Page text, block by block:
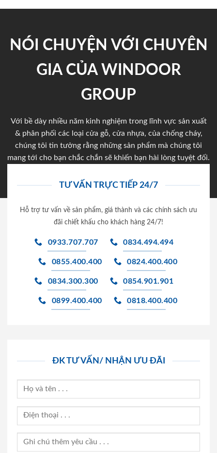
NÓI CHUYỆN VỚI CHUYÊN
GIA CỦA WINDOOR
GROUP
Với bề dày nhiều năm kinh nghiệm trong lĩnh vực sản xuất
& phân phối các loại cửa gỗ, cửa nhựa, của chống cháy,
chúng tôi tin tưởng rằng những sản phẩm mà chúng tôi
mang tới cho bạn chắc chắn sẽ khiến bạn hài lòng tuyệt đối.
TƯ VẤN TRỰC TIẾP 24/7
Hỗ trợ tư vấn về sản phẩm, giá thành và các chính sách ưu
đãi chiết khấu cho khách hàng 24/7!
0933.707.707 0834.494.494
0855.400.400 0824.400.400
0834.300.300 0854.901.901
0899.400.400 0818.400.400
ĐK TƯ VẤN/ NHẬN ƯU ĐÃI